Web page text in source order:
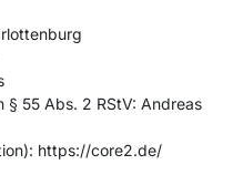
55 Abs. 2 RStV: Andreas
https://core2.de/